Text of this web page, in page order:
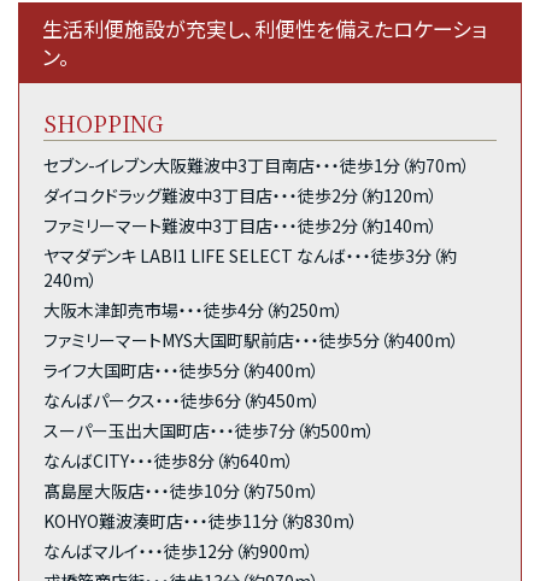
生活利便施設が充実し、利便性を備えたロケーショ
ン。
SHOPPING
セブン-イレブン大阪難波中3丁目南店・・・徒歩1分（約70m）
ダイコクドラッグ難波中3丁目店・・・徒歩2分（約120m）
ファミリーマート難波中3丁目店・・・徒歩2分（約140m）
ヤマダデンキ LABI1 LIFE SELECT なんば・・・徒歩3分（約
240m）
大阪木津卸売市場・・・徒歩4分（約250m）
ファミリーマートMYS大国町駅前店・・・徒歩5分（約400m）
ライフ大国町店・・・徒歩5分（約400m）
なんばパークス・・・徒歩6分（約450m）
スーパー玉出大国町店・・・徒歩7分（約500m）
なんばCITY・・・徒歩8分（約640m）
髙島屋大阪店・・・徒歩10分（約750m）
KOHYO難波湊町店・・・徒歩11分（約830m）
なんばマルイ・・・徒歩12分（約900m）